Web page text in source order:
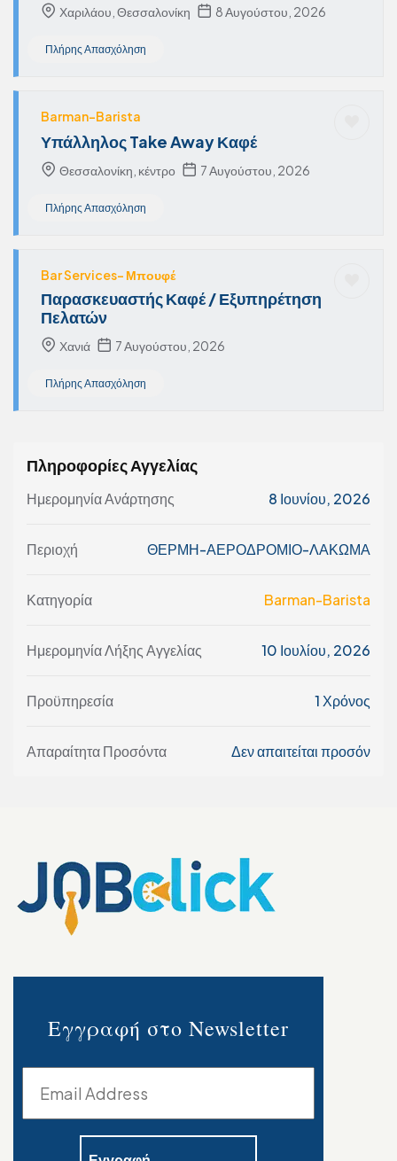
Χαριλάου, Θεσσαλονίκη 8 Αυγούστου, 2026
Πλήρης Απασχόληση
Barman-Barista
Υπάλληλος Take Away Καφέ
Θεσσαλονίκη, κέντρο 7 Αυγούστου, 2026
Πλήρης Απασχόληση
Bar Services- Μπουφέ
Παρασκευαστής Καφέ / Εξυπηρέτηση
Πελατών
Χανιά 7 Αυγούστου, 2026
Πλήρης Απασχόληση
Πληροφορίες Αγγελίας
Ημερομηνία Ανάρτησης 8 Ιουνίου, 2026
Περιοχή ΘΕΡΜΗ-ΑΕΡΟΔΡΟΜΙΟ-ΛΑΚΩΜΑ
Κατηγορία Barman-Barista
Ημερομηνία Λήξης Αγγελίας 10 Ιουλίου, 2026
Προϋπηρεσία 1 Χρόνος
Απαραίτητα Προσόντα Δεν απαιτείται προσόν
Εγγραφή στο Newsletter